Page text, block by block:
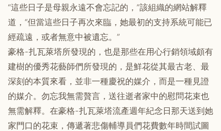
“這些日子是母親永遠不會忘記的，”該組織的網站解釋
道，“但當這些日子再次來臨，她最初的支持系統可能已
經疏遠，或者無意中被遺忘。”
豪格-扎瓦萊塔所發現的，也是那些在用心行銷領域頗有
建樹的優秀花藝師們所發現的，是鮮花從其最古老、最
深刻的本質來看，並非一種慶祝的媒介，而是一種見證
的媒介。勿忘我無需贅言，送往逝者家中的慰問花束也
無需解釋。在豪格-扎瓦萊塔流產週年紀念日那天送到她
家門口的花束，傳遞著悲傷輔導員們花費數年時間試圖